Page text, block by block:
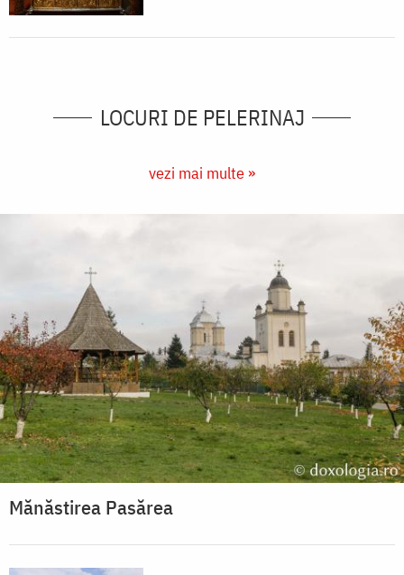
LOCURI DE PELERINAJ
vezi mai multe »
Mănăstirea Pasărea